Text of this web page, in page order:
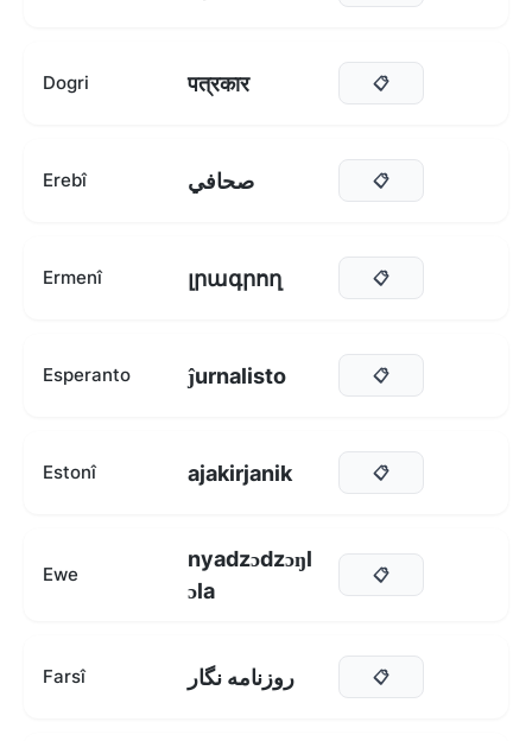
Dogri पत्रकार 📋
Erebî صحافي 📋
Ermenî լրագրող 📋
Esperanto ĵurnalisto 📋
Estonî ajakirjanik 📋
Ewe
nyadzɔdzɔŋl
ɔla
📋
Farsî روزنامه نگار 📋